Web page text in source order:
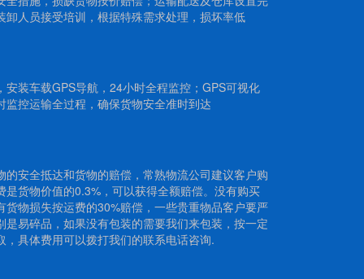
卸人员接受培训，根据特殊需求处理，损坏率低
安装车载GPS导航，24小时全程监控；GPS可视化
监控运输全过程，确保货物安全准时到达
的安全抵达和货物的赔偿，常熟物流公司建议客户购
是货物价值的0.3%，可以获得全额赔偿。没有购买
货物损失按运费的30%赔偿，一些贵重物品客户要严
是易碎品，如果没有包装的需要我们来包装，按一定
，具体费用可以拨打我们的联系电话咨询.